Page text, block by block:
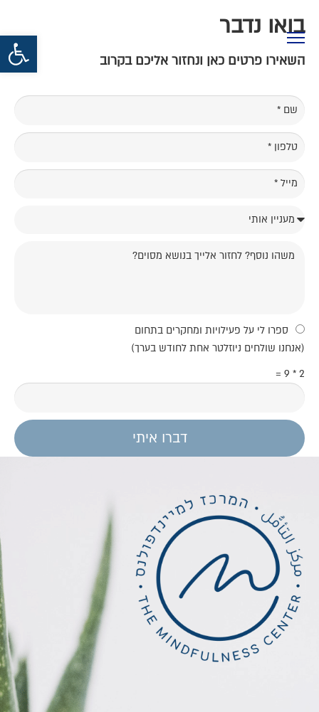
פתח סרגל נגישות
בואו נדבר
השאירו פרטים כאן ונחזור אליכם בקרוב
ספרו לי על פעילויות ומחקרים בתחום
(אנחנו שולחים ניוזלטר אחת לחודש בערך)
2 * 9 =
דברו איתי